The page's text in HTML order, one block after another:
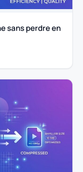
sans perdre en